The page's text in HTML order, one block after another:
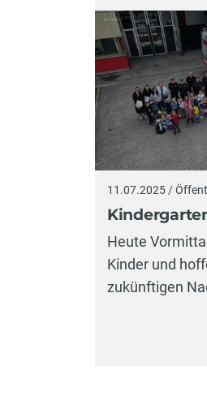
11.07.2025 /
Heute
Kinder und
zukünftigen